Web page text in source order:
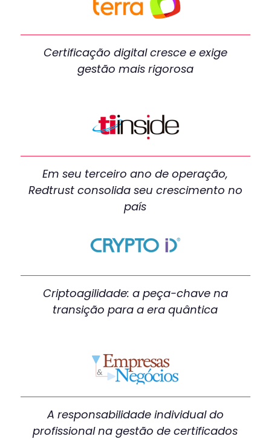
Certificação digital cresce e exige
gestão mais rigorosa
Em seu terceiro ano de operação,
Redtrust consolida seu crescimento no
país
Criptoagilidade: a peça-chave na
transição para a era quântica
A responsabilidade individual do
profissional na gestão de certificados